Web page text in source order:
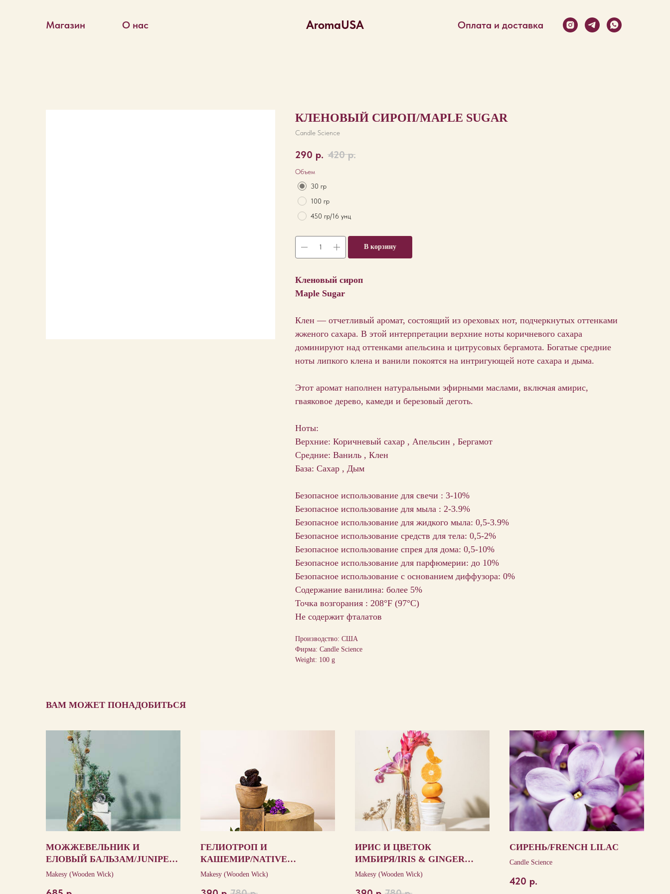
AromaUSA
Магазин О нас Оплата и доставка
КЛЕНОВЫЙ СИРОП/MAPLE SUGAR
Candle Science
290 р. 420 р.
Объем
30 гр
100 гр
450 гр/16 унц
В корзину
Кленовый сироп
Maple Sugar
Клен — отчетливый аромат, состоящий из ореховых нот, подчеркнутых оттенками
жженого сахара. В этой интерпретации верхние ноты коричневого сахара
доминируют над оттенками апельсина и цитрусовых бергамота. Богатые средние
ноты липкого клена и ванили покоятся на интригующей ноте сахара и дыма.
Этот аромат наполнен натуральными эфирными маслами, включая амирис,
гваяковое дерево, камеди и березовый деготь.
Ноты:
Верхние: Коричневый сахар , Апельсин , Бергамот
Средние: Ваниль , Клен
База: Сахар , Дым
Безопасное использование для свечи : 3-10%
Безопасное использование для мыла : 2-3.9%
Безопасное использование для жидкого мыла: 0,5-3.9%
Безопасное использование средств для тела: 0,5-2%
Безопасное использование спрея для дома: 0,5-10%
Безопасное использование для парфюмерии: до 10%
Безопасное использование с основанием диффузора: 0%
Содержание ванилина: более 5%
Точка возгорания : 208°F (97°С)
Не содержит фталатов
Производство: США
Фирма: Candle Science
Weight: 100 g
ВАМ МОЖЕТ ПОНАДОБИТЬСЯ
МОЖЖЕВЕЛЬНИК И
ЕЛОВЫЙ БАЛЬЗАМ/JUNIPER
FIR & BALSAM SPRUCE
Makesy (Wooden Wick)
ГЕЛИОТРОП И
КАШЕМИР/NATIVE
HELIOTROPE & CASHMIR
Makesy (Wooden Wick)
ИРИС И ЦВЕТОК
ИМБИРЯ/IRIS & GINGER
BLOSSOM
Makesy (Wooden Wick)
СИРЕНЬ/FRENCH LILAC
Candle Science
420 р.